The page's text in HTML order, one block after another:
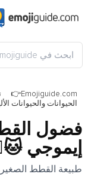
Emojiguide.com
الحيوانات والحيوانات
فضول
إيموجي
طبيعة القطط